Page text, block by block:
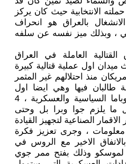
الانتخابية حيث كان يركز
بالعراق هو انحراف
، وبذلك ميز نفسه عن سلفه
العاملة في العراق
اول عملية قتالية كبيرة
منذ احتلالهم غير المثمر
طالبان فيها وهي ايضا اول
تطبيق عملي لتوجهات اوباما السياسية والعسكرية ، 4
ما يلزم جوا وبرا بل وحتى
الصناعية لتجهيز القيادة
معلومات ، وجرى تعزيز فكرة
الاخير مع الروس في
لموسكو وذلك بفتح ممر جوي